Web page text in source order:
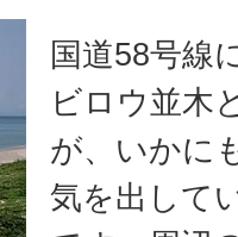
国道58号線
ビロウ並木
が、いかに
気を出して